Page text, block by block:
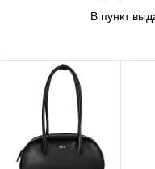
В пункт